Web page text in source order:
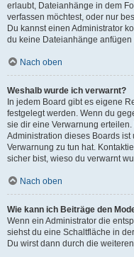
erlaubt, Dateianhänge in dem
verfassen möchtest, oder nur
Du kannst einen Administrator
du keine Dateianhänge anfügen
Nach oben
Weshalb wurde ich verwarnt?
In jedem Board gibt es eigene
festgelegt werden. Wenn du
sie dir eine Verwarnung
Administration dieses Boards
Verwarnung zu tun hat.
sicher bist, wieso du verwarnt
Nach oben
Wie kann ich Beiträge den
Wenn ein Administrator die
siehst du eine Schaltfläche in
Du wirst dann durch die